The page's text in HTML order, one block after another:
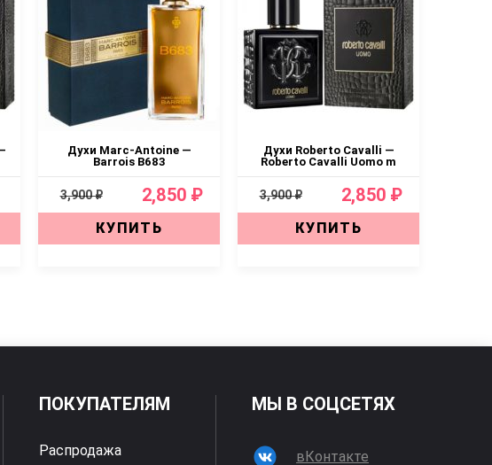
Духи Marc-Antoine —
Barrois B683
3,900 ₽ 2,850 ₽
КУПИТЬ
Духи Roberto Cavalli —
Roberto Cavalli Uomo m
3,900 ₽ 2,850 ₽
КУПИТЬ
ПОКУПАТЕЛЯМ
Распродажа
МЫ В СОЦСЕТЯХ
вКонтакте